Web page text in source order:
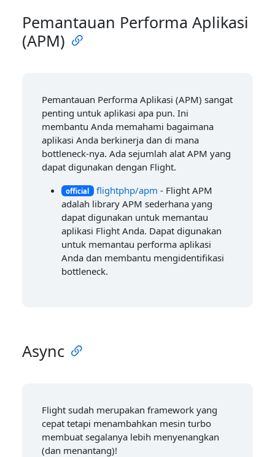
Pemantauan Performa Aplikasi
(APM)
Pemantauan Performa Aplikasi (APM) sangat
penting untuk aplikasi apa pun. Ini
membantu Anda memahami bagaimana
aplikasi Anda berkinerja dan di mana
bottleneck-nya. Ada sejumlah alat APM yang
dapat digunakan dengan Flight.
official flightphp/apm - Flight APM
adalah library APM sederhana yang
dapat digunakan untuk memantau
aplikasi Flight Anda. Dapat digunakan
untuk memantau performa aplikasi
Anda dan membantu mengidentifikasi
bottleneck.
Async
Flight sudah merupakan framework yang
cepat tetapi menambahkan mesin turbo
membuat segalanya lebih menyenangkan
(dan menantang)!